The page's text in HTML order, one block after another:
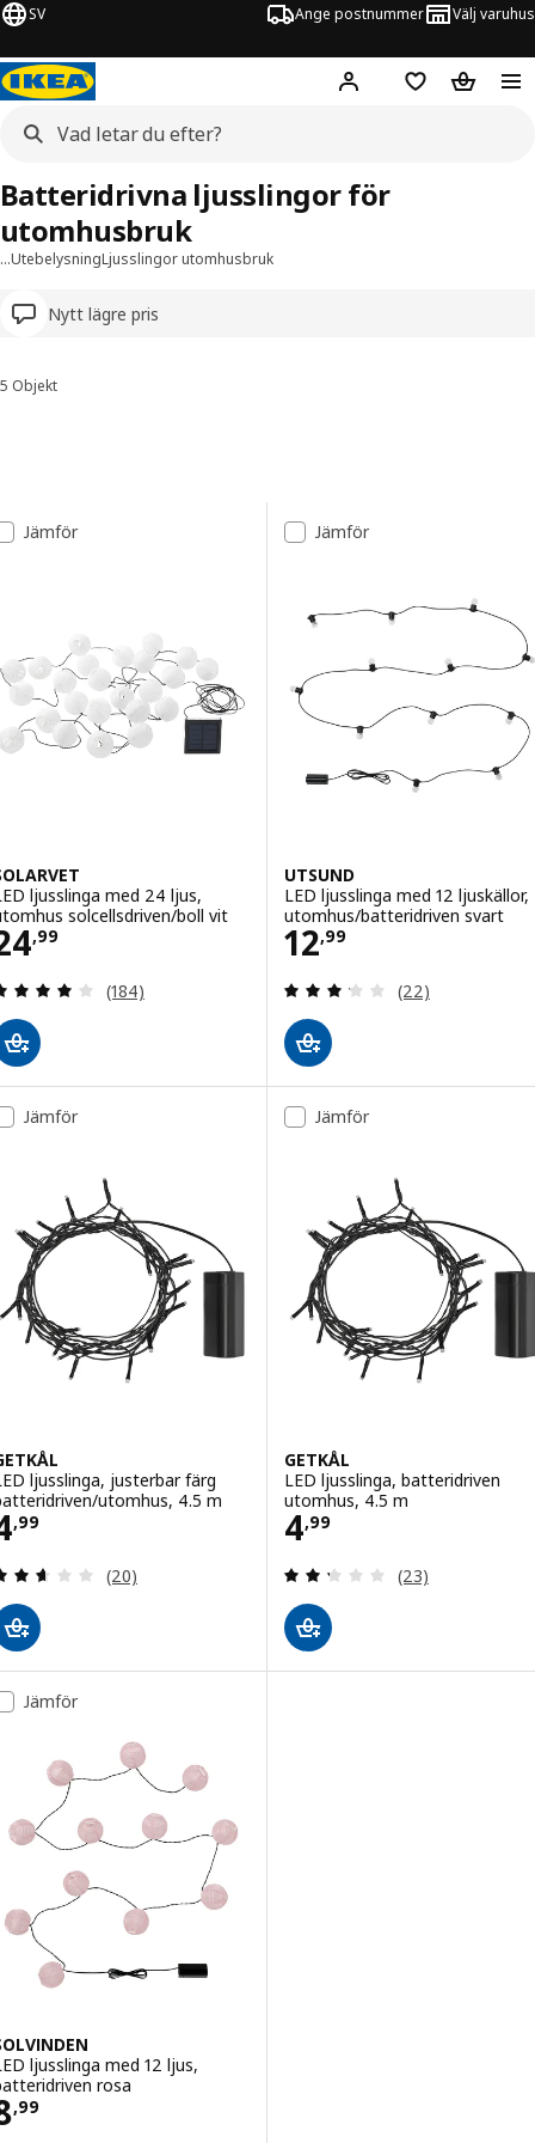
SV Ange postnummer Välj varuhus
Hej! Logga inInköpslistaVarukorg
…UtebelysningLjusslingor utomhusbruk
Nytt lägre pris
Batteridrivna ljusslingor för
utomhusbruk
Sortera och filtrera
5 Objekt
Resultatlista
Jämför
ljusslinga med 24 ljus,
solcellsdriven/boll vit
,9924,99
Recension: 3.9 utanför 5 stjärnor. Totalt antal
(184)
Jämför
UTSUND
LED ljusslinga med 12 ljuskällor,
utomhus/batteridriven svart
12,99
Pris 12,99
Recension:
(22)
Jämför
ljusslinga, justerbar färg
utomhus, 4.5 m
,99 4,99
Recension: 2.6 utanför 5 stjärnor. Totalt antal
(20)
Jämför
GETKÅL
LED ljusslinga, batteridriven
utomhus, 4.5 m
4,99
Pris 4,99
Recension:
(23)
Jämför
ljusslinga med 12 ljus,
rosa
,99 8,99